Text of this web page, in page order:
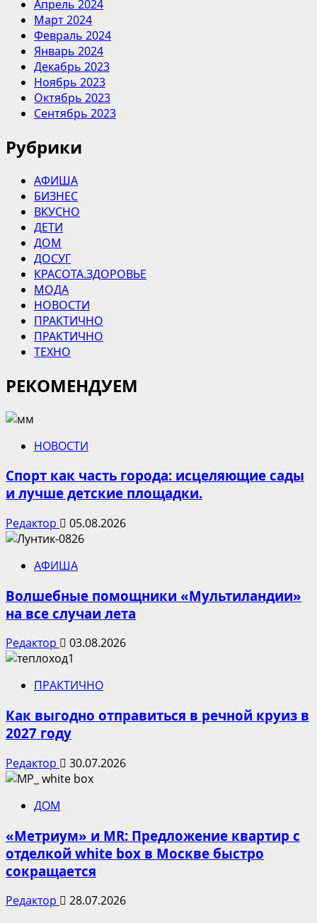
Апрель 2024
Март 2024
Февраль 2024
Январь 2024
Декабрь 2023
Ноябрь 2023
Октябрь 2023
Сентябрь 2023
Рубрики
АФИША
БИЗНЕС
ВКУСНО
ДЕТИ
ДОМ
ДОСУГ
КРАСОТА.ЗДОРОВЬЕ
МОДА
НОВОСТИ
ПРАКТИЧНО
ПРАКТИЧНО
ТЕХНО
РЕКОМЕНДУЕМ
НОВОСТИ
Спорт как часть города: исцеляющие сады
и лучше детские площадки.
Редактор 05.08.2026
АФИША
Волшебные помощники «Мультиландии»
на все случаи лета
Редактор 03.08.2026
ПРАКТИЧНО
Как выгодно отправиться в речной круиз в
2027 году
Редактор 30.07.2026
ДОМ
«Метриум» и MR: Предложение квартир с
отделкой white box в Москве быстро
сокращается
Редактор
28.07.2026